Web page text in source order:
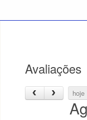
Avaliações
hoje